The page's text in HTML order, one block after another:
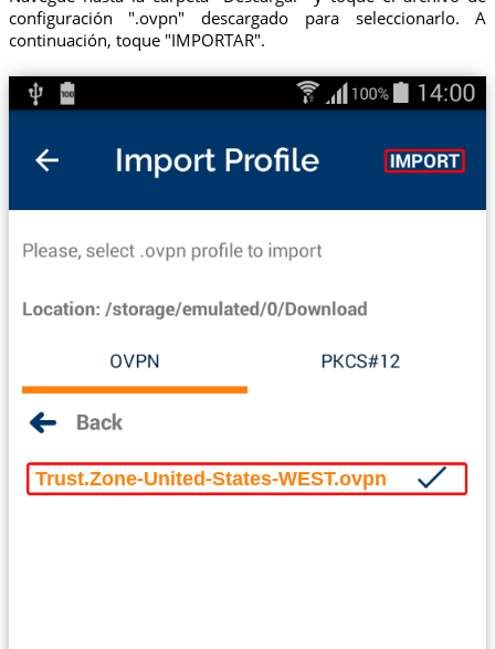
configuración ".ovpn" descargado para seleccionarlo. A
continuación, toque "IMPORTAR".
Trust.Zone-United-States-WEST.ovpn